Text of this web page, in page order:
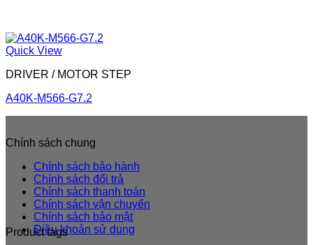
Quick View
DRIVER / MOTOR STEP
A40K-M566-G7.2
Chính sách chung
Chính sách bảo hành
Chính sách đổi trả
Chính sách thanh toán
Chính sách vận chuyển
Chính sách bảo mật
Điều khoản sử dung
Product tags